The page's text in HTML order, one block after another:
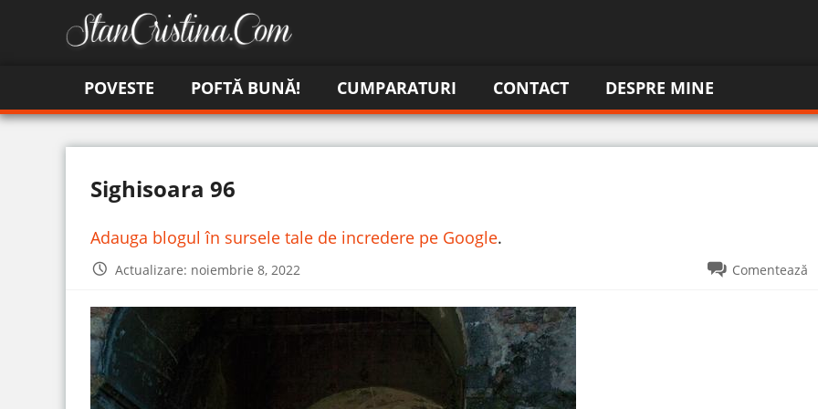
POVESTE POFTĂ BUNĂ! CUMPARATURI CONTACT DESPRE MINE
Sighisoara 96
Adauga blogul în sursele tale de incredere pe Google.
Actualizare: noiembrie 8, 2022 Comentează